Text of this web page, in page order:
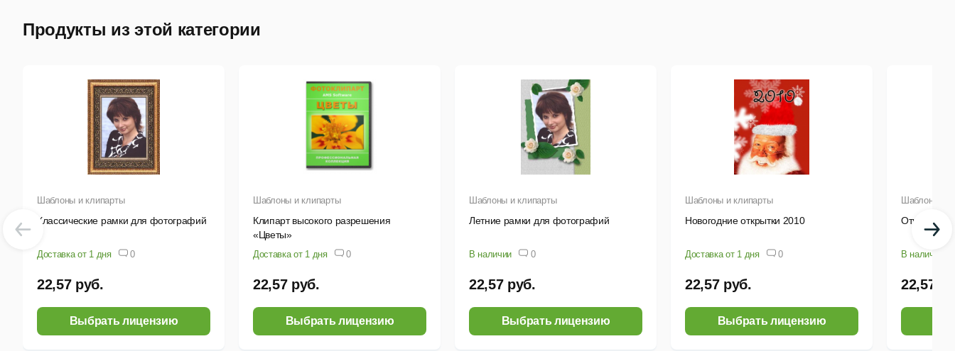
Продукты из этой категории
Шаблоны и клипарты
Классические рамки для фотографий
Доставка от 1 дня 0
22,57 руб.
Выбрать лицензию
Шаблоны и клипарты
Клипарт высокого разрешения
«Цветы»
Доставка от 1 дня 0
22,57 руб.
Выбрать лицензию
Шаблоны и клипарты
Летние рамки для фотографий
В наличии 0
22,57 руб.
Выбрать лицензию
Шаблоны и клипарты
Новогодние открытки 2010
Доставка от 1 дня 0
22,57 руб.
Выбрать лицензию
Шаблоны и
Открытки с
В наличии
22,57